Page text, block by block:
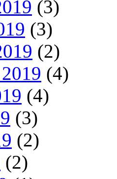
(3)
(3)
(2)
(4)
(4)
(3)
(2)
(2)